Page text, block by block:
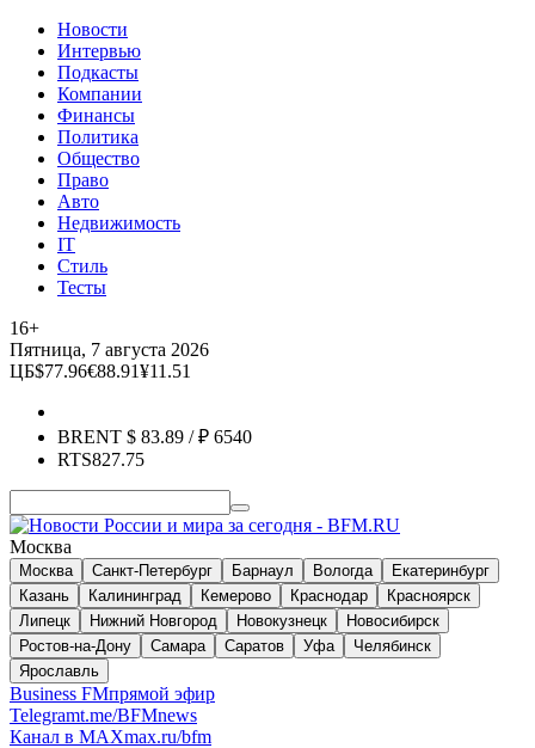
Новости
Интервью
Подкасты
Компании
Финансы
Политика
Общество
Право
Авто
Недвижимость
IT
Стиль
Тесты
16+
Пятница, 7 августа 2026
ЦБ$77.96€88.91¥11.51
BRENT $ 83.89 / ₽ 6540
RTS827.75
Москва
Москва Санкт-Петербург Барнаул Вологда
Екатеринбург
Казань
Калининград Кемерово Краснодар
Красноярск
Липецк
Нижний Новгород Новокузнецк
Новосибирск
Ростов-на-Дону
Самара Саратов Уфа
Челябинск
Ярославль
Business FMпрямой эфир
Telegramt.me/BFMnews
Канал в MAXmax.ru/bfm